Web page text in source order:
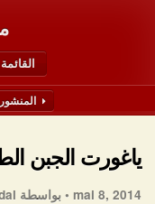
ياغورت الجبن
mai 8, 2014 • بواسطة oumnidal